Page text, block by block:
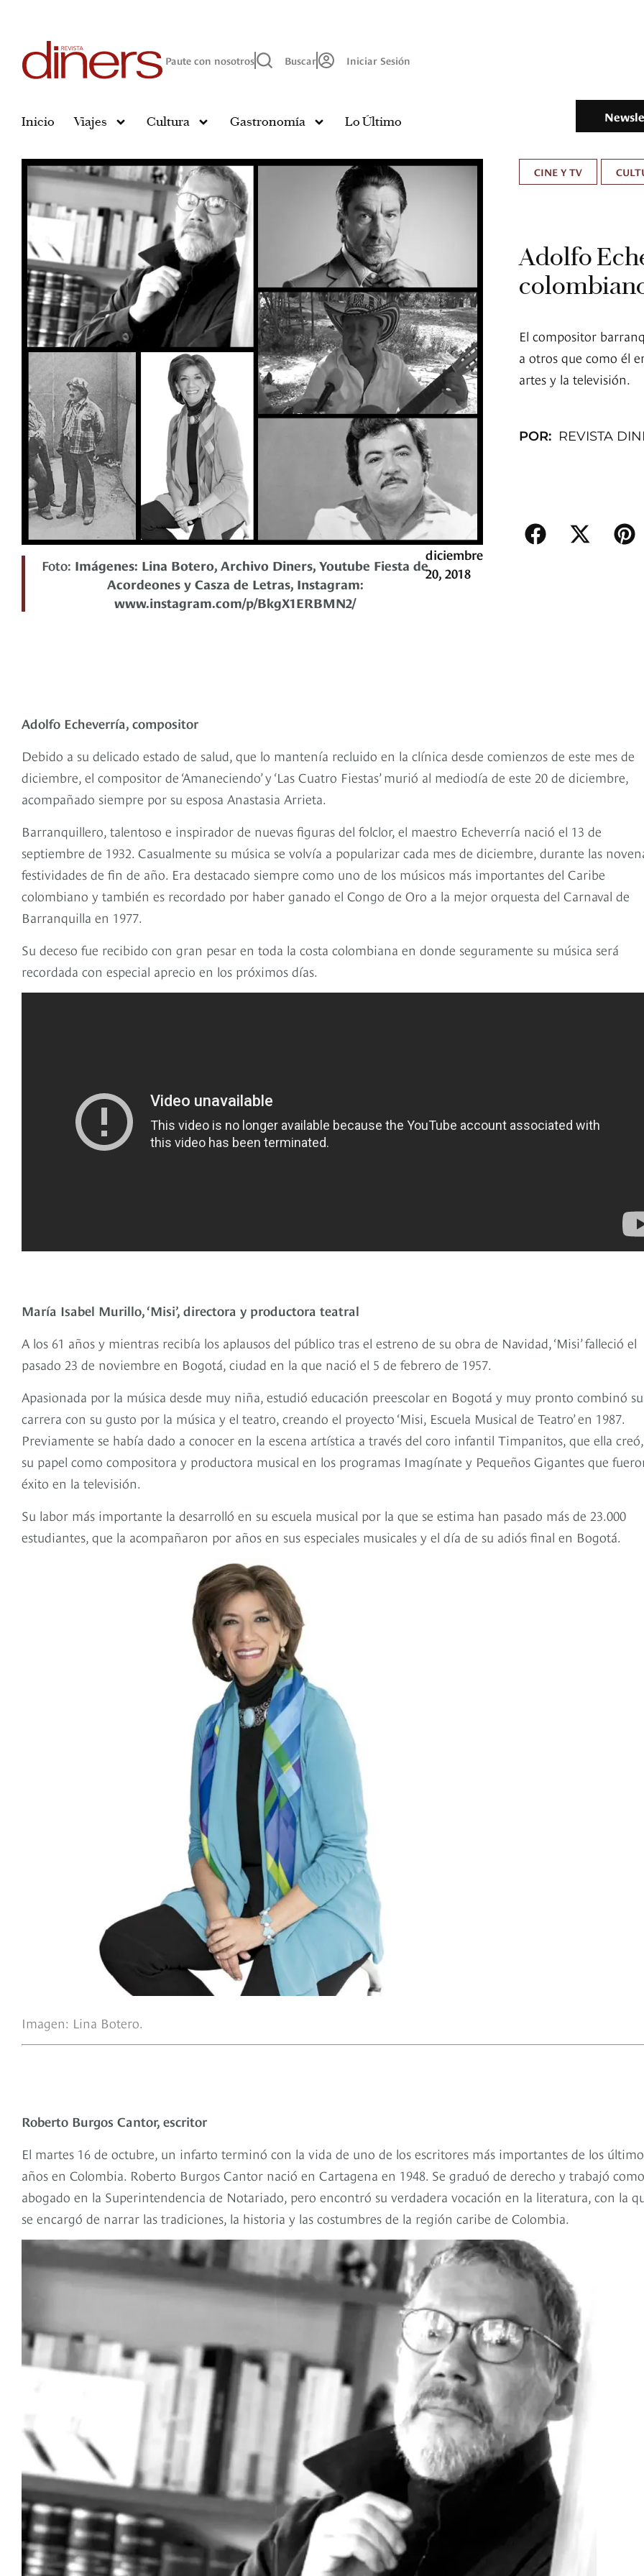
Paute con nosotros Buscar Iniciar Sesión
Inicio Viajes Cultura Gastronomía Lo Último
Foto: Imágenes: Lina Botero, Archivo Diners, Youtube Fiesta de
Acordeones y Casza de Letras, Instagram:
www.instagram.com/p/BkgX1ERBMN2/
diciembre
20, 2018
CINE Y TV
Adolfo
El compositor
a otros que como él
artes y la televisión.
POR: REVISTA
Adolfo Echeverría, compositor
Debido a su delicado estado de salud, que lo mantenía recluido en la clínica desde comienzos de este mes de
diciembre, el compositor de ‘Amaneciendo’ y ‘Las Cuatro Fiestas’ murió al mediodía de este 20 de diciembre,
acompañado siempre por su esposa Anastasia Arrieta.
Barranquillero, talentoso e inspirador de nuevas figuras del folclor, el maestro Echeverría nació el 13 de
septiembre de 1932. Casualmente su música se volvía a popularizar cada mes de diciembre, durante las
festividades de fin de año. Era destacado siempre como uno de los músicos más importantes del Caribe
colombiano y también es recordado por haber ganado el Congo de Oro a la mejor orquesta del Carnaval de
Barranquilla en 1977.
Su deceso fue recibido con gran pesar en toda la costa colombiana en donde seguramente su música será
recordada con especial aprecio en los próximos días.
María Isabel Murillo, ‘Misi’, directora y productora teatral
A los 61 años y mientras recibía los aplausos del público tras el estreno de su obra de Navidad, ‘Misi’ falleció el
pasado 23 de noviembre en Bogotá, ciudad en la que nació el 5 de febrero de 1957.
Apasionada por la música desde muy niña, estudió educación preescolar en Bogotá y muy pronto combinó su
carrera con su gusto por la música y el teatro, creando el proyecto ‘Misi, Escuela Musical de Teatro’ en 1987.
Previamente se había dado a conocer en la escena artística a través del coro infantil Timpanitos, que ella
su papel como compositora y productora musical en los programas Imagínate y Pequeños Gigantes que
éxito en la televisión.
Su labor más importante la desarrolló en su escuela musical por la que se estima han pasado más de 23.000
estudiantes, que la acompañaron por años en sus especiales musicales y el día de su adiós final en Bogotá.
Imagen: Lina Botero.
Roberto Burgos Cantor, escritor
El martes 16 de octubre, un infarto terminó con la vida de uno de los escritores más importantes de los
años en Colombia. Roberto Burgos Cantor nació en Cartagena en 1948. Se graduó de derecho y trabajó como
abogado en la Superintendencia de Notariado, pero encontró su verdadera vocación en la literatura, con la
se encargó de narrar las tradiciones, la historia y las costumbres de la región caribe de Colombia.